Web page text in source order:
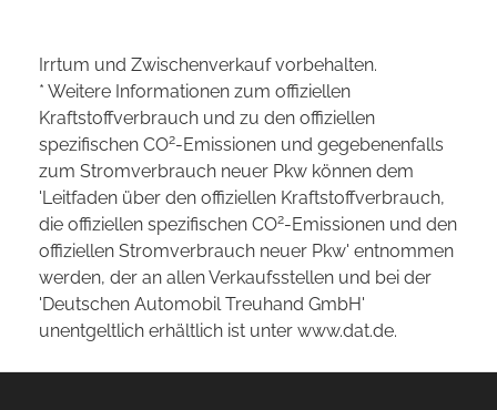
Irrtum und Zwischenverkauf vorbehalten.
* Weitere Informationen zum offiziellen
Kraftstoffverbrauch und zu den offiziellen
spezifischen CO2-Emissionen und gegebenenfalls
zum Stromverbrauch neuer Pkw können dem
'Leitfaden über den offiziellen Kraftstoffverbrauch,
die offiziellen spezifischen CO2-Emissionen und den
offiziellen Stromverbrauch neuer Pkw' entnommen
werden, der an allen Verkaufsstellen und bei der
'Deutschen Automobil Treuhand GmbH'
unentgeltlich erhältlich ist unter www.dat.de.